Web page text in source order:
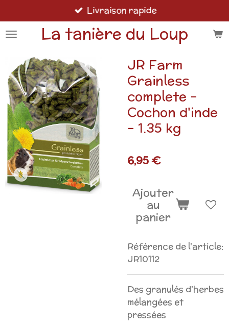
au
contenu
La tanière du Loup
Livraison rapide
JR Farm
Grainless
complete -
Cochon d'inde
- 1.35 kg
6,95 €
Ajouter
au
panier
Référence de l'article:
JR10112
Des granulés d'herbes
mélangées et
pressées